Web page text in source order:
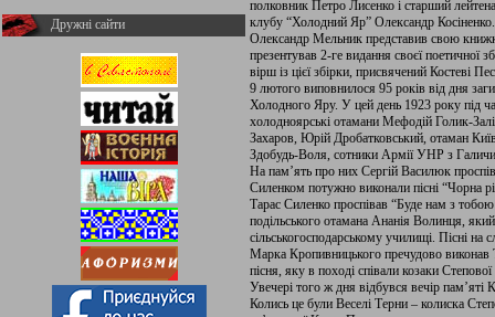
Дружні сайти
полковник Петро Лисенко і старший
клубу “Холодний Яр” Олександр Косіненко.
Олександр Мельник представив свою
презентував 2-ге видання своєї поетичної
вірш із цієї збірки, присвячений Костеві
9 лютого виповнилося 95 років від дня
Холодного Яру. У цей день 1923 року під
холодноярські отамани Мефодій Голик-
Захаров, Юрій Дробатковський, отаман
Здобудь-Воля, сотники Армії УНР з
На пам’ять про них Сергій Василюк
Силенком потужно виконали пісні “Чорна
Тарас Силенко проспівав “Буде нам з
подільського отамана Ананія Волинця,
сільськогосподарському училищі. Пісні
Марка Кропивницького пречудово
пісня, яку в поході співали козаки
Увечері того ж дня відбувся вечір
Колись це були Веселі Терни – колиска